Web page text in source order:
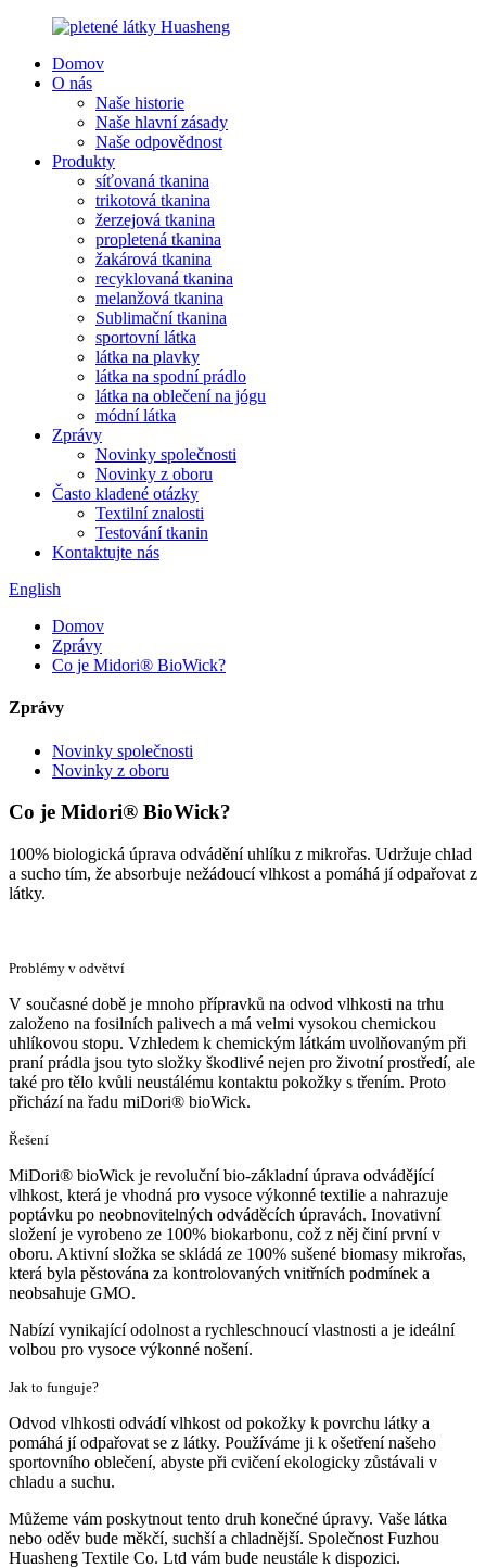
Domov
O nás
Naše historie
Naše hlavní zásady
Naše odpovědnost
Produkty
síťovaná tkanina
trikotová tkanina
žerzejová tkanina
propletená tkanina
žakárová tkanina
recyklovaná tkanina
melanžová tkanina
Sublimační tkanina
sportovní látka
látka na plavky
látka na spodní prádlo
látka na oblečení na jógu
módní látka
Zprávy
Novinky společnosti
Novinky z oboru
Často kladené otázky
Textilní znalosti
Testování tkanin
Kontaktujte nás
English
Domov
Zprávy
Co je Midori® BioWick?
Zprávy
Novinky společnosti
Novinky z oboru
Co je Midori® BioWick?
100% biologická úprava odvádění uhlíku z mikrořas. Udržuje chlad
a sucho tím, že absorbuje nežádoucí vlhkost a pomáhá jí odpařovat z
látky.
Problémy v odvětví
V současné době je mnoho přípravků na odvod vlhkosti na trhu
založeno na fosilních palivech a má velmi vysokou chemickou
uhlíkovou stopu. Vzhledem k chemickým látkám uvolňovaným při
praní prádla jsou tyto složky škodlivé nejen pro životní prostředí, ale
také pro tělo kvůli neustálému kontaktu pokožky s třením. Proto
přichází na řadu miDori® bioWick.
Řešení
MiDori® bioWick je revoluční bio-základní úprava odvádějící
vlhkost, která je vhodná pro vysoce výkonné textilie a nahrazuje
poptávku po neobnovitelných odváděcích úpravách. Inovativní
složení je vyrobeno ze 100% biokarbonu, což z něj činí první v
oboru. Aktivní složka se skládá ze 100% sušené biomasy mikrořas,
která byla pěstována za kontrolovaných vnitřních podmínek a
neobsahuje GMO.
Nabízí vynikající odolnost a rychleschnoucí vlastnosti a je ideální
volbou pro vysoce výkonné nošení.
Jak to funguje?
Odvod vlhkosti odvádí vlhkost od pokožky k povrchu látky a
pomáhá jí odpařovat se z látky. Používáme ji k ošetření našeho
sportovního oblečení, abyste při cvičení ekologicky zůstávali v
chladu a suchu.
Můžeme vám poskytnout tento druh konečné úpravy. Vaše látka
nebo oděv bude měkčí, suchší a chladnější. Společnost Fuzhou
Huasheng Textile Co. Ltd vám bude neustále k dispozici.